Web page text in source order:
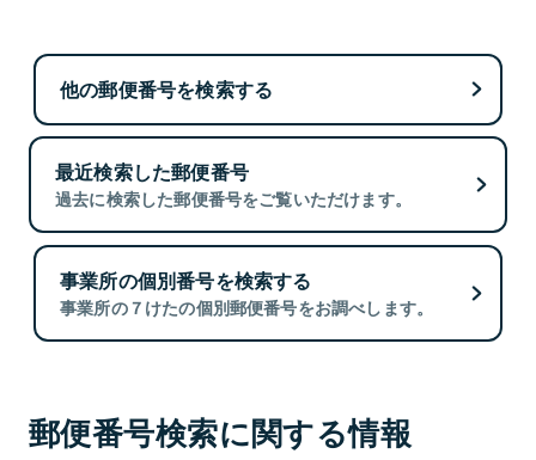
他の郵便番号を検索する
最近検索した郵便番号
過去に検索した郵便番号をご覧いただけます。
事業所の個別番号を検索する
事業所の７けたの個別郵便番号をお調べします。
郵便番号検索に関する情報